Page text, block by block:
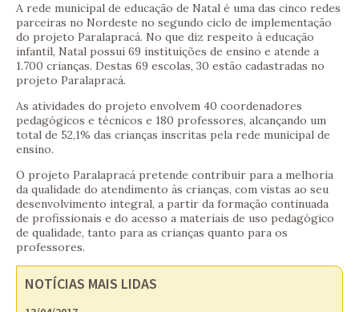
A rede municipal de educação de Natal é uma das cinco redes
parceiras no Nordeste no segundo ciclo de implementação
do projeto Paralapracá. No que diz respeito à educação
infantil, Natal possui 69 instituições de ensino e atende a
1.700 crianças. Destas 69 escolas, 30 estão cadastradas no
projeto Paralapracá.
As atividades do projeto envolvem 40 coordenadores
pedagógicos e técnicos e 180 professores, alcançando um
total de 52,1% das crianças inscritas pela rede municipal de
ensino.
O projeto Paralapracá pretende contribuir para a melhoria
da qualidade do atendimento às crianças, com vistas ao seu
desenvolvimento integral, a partir da formação continuada
de profissionais e do acesso a materiais de uso pedagógico
de qualidade, tanto para as crianças quanto para os
professores.
NOTÍCIAS MAIS LIDAS